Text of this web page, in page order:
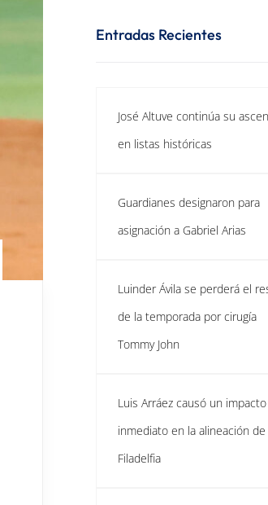
Entradas Recientes
José Altuve continúa su
en listas históricas
Guardianes designaron para
asignación a Gabriel Arias
Luinder Ávila se perderá el
de la temporada por cirugía
Tommy John
Luis Arráez causó un impacto
inmediato en la alineación de
Filadelfia